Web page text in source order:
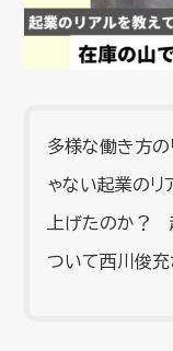
多様な働き方の
ゃない起業のリ
上げたのか？
ついて西川俊充